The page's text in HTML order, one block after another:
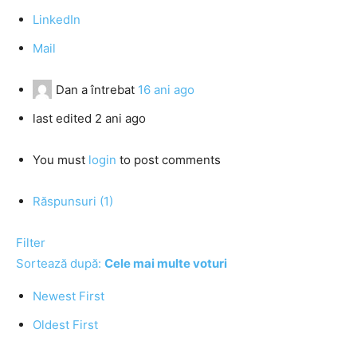
LinkedIn
Mail
Dan a întrebat 16 ani ago
last edited 2 ani ago
You must login to post comments
Răspunsuri (1)
Filter
Sortează după: Cele mai multe voturi
Newest First
Oldest First